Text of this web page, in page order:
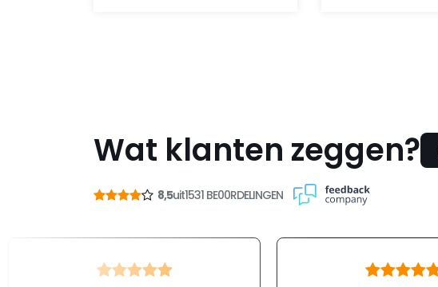
Wat klanten zeggen?
8,5uit1531 BE00RDELINGEN